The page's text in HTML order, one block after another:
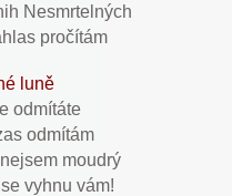
Nesmrtelných
pročítám
luně
odmítáte
odmítám
moudrý
vyhnu vám!